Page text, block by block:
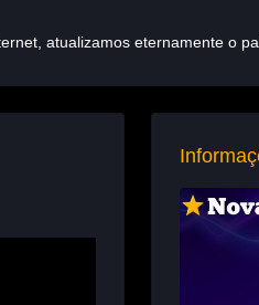
atualizamos eternamente o